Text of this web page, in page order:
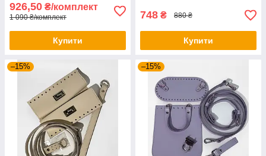
926,50 ₴/комплект
1 090 ₴/комплект
Купити
748 ₴ 880 ₴
Купити
–15% –15%